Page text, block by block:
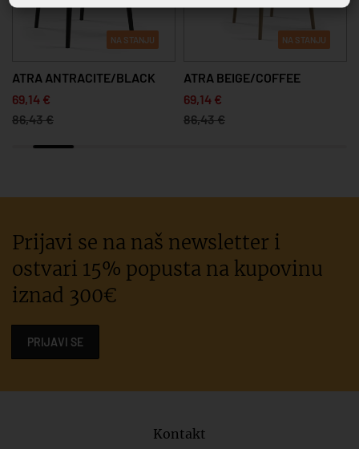
NA STANJU
ATRA ANTRACITE/BLACK
69,14 €
86,43 €
NA STANJU
ATRA BEIGE/COFFEE
69,14 €
86,43 €
Prijavi se na naš newsletter i
ostvari 15% popusta na kupovinu
iznad 300€
PRIJAVI SE
Kontakt